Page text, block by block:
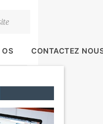
OS CONTACTEZ